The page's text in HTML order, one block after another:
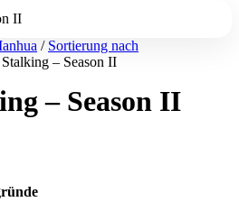
/ Sortierung nach
– Season II
– Season II